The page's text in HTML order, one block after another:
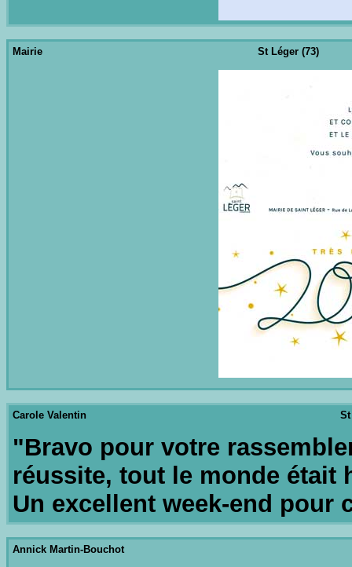
Mairie St Léger (73)
Carole Valentin
"Bravo pour votre
réussite, tout le monde était
Un excellent week-end pour
Annick Martin-Bouchot